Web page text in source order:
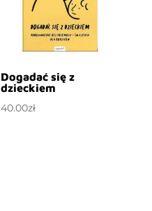
Dogadać się z
dzieckiem
40.00zł